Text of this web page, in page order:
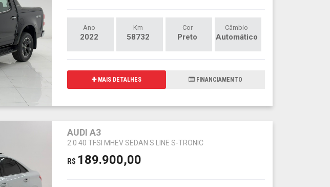
Ano
2022
Km
58732
Cor
Preto
Câmbio
Automático
MAIS DETALHES FINANCIAMENTO
AUDI A3
2.0 40 TFSI MHEV SEDAN S LINE S-TRONIC
R$ 189.900,00